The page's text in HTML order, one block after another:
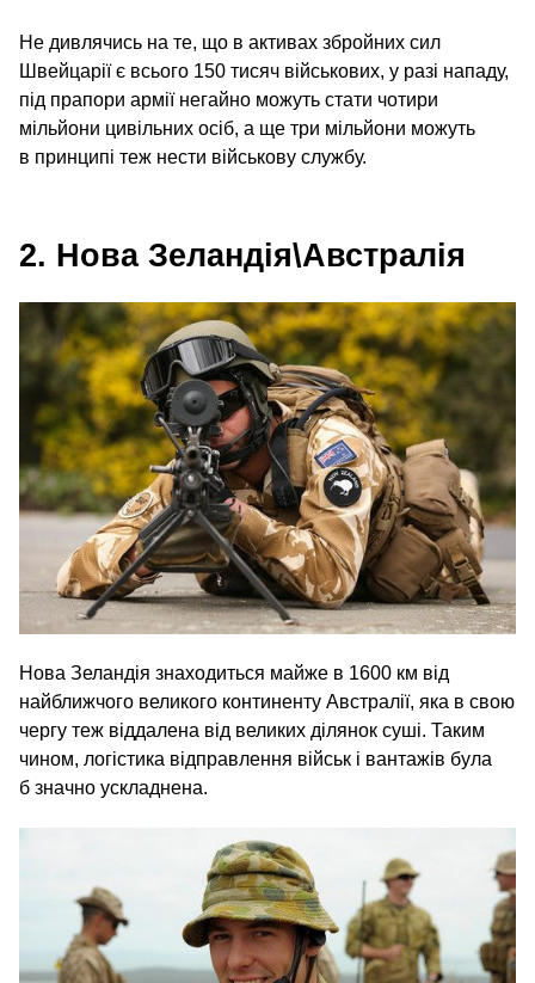
Не дивлячись на те, що в активах збройних сил
Швейцарії є всього 150 тисяч військових, у разі нападу,
під прапори армії негайно можуть стати чотири
мільйони цивільних осіб, а ще три мільйони можуть
в принципі теж нести військову службу.
2. Нова Зеландія\Австралія
Нова Зеландія знаходиться майже в 1600 км від
найближчого великого континенту Австралії, яка в свою
чергу теж віддалена від великих ділянок суші. Таким
чином, логістика відправлення військ і вантажів була
б значно ускладнена.